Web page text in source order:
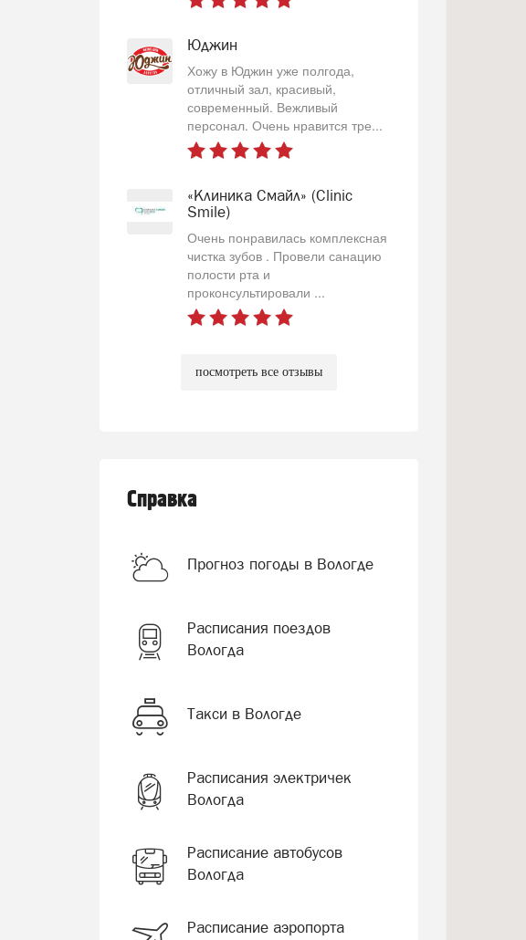
Юджин
Хожу в Юджин уже полгода,
отличный зал, красивый,
современный. Вежливый
персонал. Очень нравится тре...
«Клиника Смайл» (Clinic
Smile)
Очень понравилась комплексная
чистка зубов . Провели санацию
полости рта и
проконсультировали ...
посмотреть все отзывы
Справка
Прогноз погоды в Вологде
Расписания поездов
Вологда
Такси в Вологде
Расписания электричек
Вологда
Расписание автобусов
Вологда
Расписание аэропорта